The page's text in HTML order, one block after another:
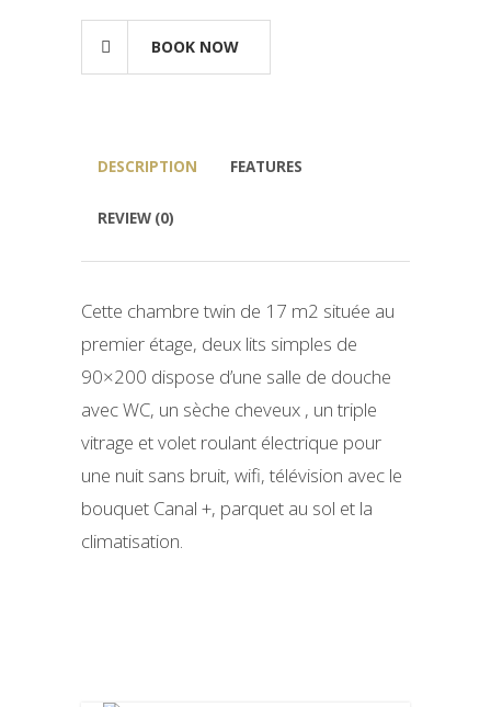
BOOK NOW
DESCRIPTION FEATURES
REVIEW (0)
Cette chambre twin de 17 m2 située au
premier étage, deux lits simples de
90×200 dispose d’une salle de douche
avec WC, un sèche cheveux , un triple
vitrage et volet roulant électrique pour
une nuit sans bruit, wifi, télévision avec le
bouquet Canal +, parquet au sol et la
climatisation.